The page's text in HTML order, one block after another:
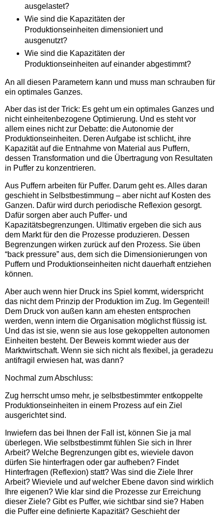
ausgelastet?
Wie sind die Kapazitäten der
Produktionseinheiten dimensioniert und
ausgenutzt?
Wie sind die Kapazitäten der
Produktionseinheiten auf einander abgestimmt?
An all diesen Parametern kann und muss man schrauben für
ein optimales Ganzes.
Aber das ist der Trick: Es geht um ein optimales Ganzes und
nicht einheitenbezogene Optimierung. Und es steht vor
allem eines nicht zur Debatte: die Autonomie der
Produktionseinheiten. Deren Aufgabe ist schlicht, ihre
Kapazität auf die Entnahme von Material aus Puffern,
dessen Transformation und die Übertragung von Resultaten
in Puffer zu konzentrieren.
Aus Puffern arbeiten für Puffer. Darum geht es. Alles daran
geschieht in Selbstbestimmung – aber nicht auf Kosten des
Ganzen. Dafür wird durch periodische Reflexion gesorgt.
Dafür sorgen aber auch Puffer- und
Kapazitätsbegrenzungen. Ultimativ ergeben die sich aus
dem Markt für den die Prozesse produzieren. Dessen
Begrenzungen wirken zurück auf den Prozess. Sie üben
“back pressure” aus, dem sich die Dimensionierungen von
Puffern und Produktionseinheiten nicht dauerhaft entziehen
können.
Aber auch wenn hier Druck ins Spiel kommt, widerspricht
das nicht dem Prinzip der Produktion im Zug. Im Gegenteil!
Dem Druck von außen kann am ehesten entsprochen
werden, wenn intern die Organisation möglichst flüssig ist.
Und das ist sie, wenn sie aus lose gekoppelten autonomen
Einheiten besteht. Der Beweis kommt wieder aus der
Marktwirtschaft. Wenn sie sich nicht als flexibel, ja geradezu
antifragil erwiesen hat, was dann?
Nochmal zum Abschluss:
Zug herrscht umso mehr, je selbstbestimmter entkoppelte
Produktionseinheiten in einem Prozess auf ein Ziel
ausgerichtet sind.
Inwiefern das bei Ihnen der Fall ist, können Sie ja mal
überlegen. Wie selbstbestimmt fühlen Sie sich in Ihrer
Arbeit? Welche Begrenzungen gibt es, wieviele davon
dürfen Sie hinterfragen oder gar aufheben? Findet
Hinterfragen (Reflexion) statt? Was sind die Ziele Ihrer
Arbeit? Wieviele und auf welcher Ebene davon sind wirklich
Ihre eigenen? Wie klar sind die Prozesse zur Erreichung
dieser Ziele? Gibt es Puffer, wie sichtbar sind sie? Haben
die Puffer eine definierte Kapazität? Geschieht der